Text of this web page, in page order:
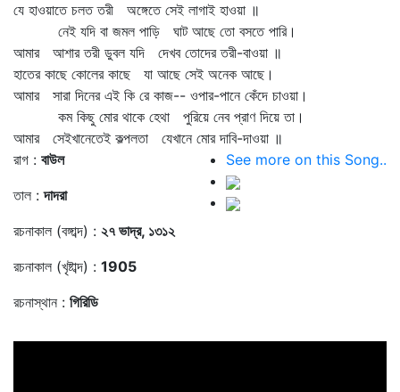
যে হাওয়াতে চলত তরী অঙ্গেতে সেই লাগাই হাওয়া ॥
নেই যদি বা জমল পাড়ি ঘাট আছে তো বসতে পারি।
আমার আশার তরী ডুবল যদি দেখব তোদের তরী-বাওয়া ॥
হাতের কাছে কোলের কাছে যা আছে সেই অনেক আছে।
আমার সারা দিনের এই কি রে কাজ-- ওপার-পানে কেঁদে চাওয়া।
কম কিছু মোর থাকে হেথা পুরিয়ে নেব প্রাণ দিয়ে তা।
আমার সেইখানেতেই কল্পলতা যেখানে মোর দাবি-দাওয়া ॥
রাগ : বাউল
তাল :দাদরা
রচনাকাল (বঙ্গাব্দ) : ২৭ ভাদ্র, ১৩১২
রচনাকাল (খৃষ্টাব্দ) : 1905
রচনাস্থান : গিরিডি
See more on this Song..